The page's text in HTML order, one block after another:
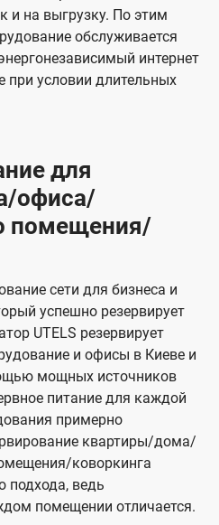
и на выгрузку. По этим
обслуживается
интернет
при условии длительных
для
офиса/
помещения/
сети для бизнеса и
успешно резервирует
UTELS резервирует
и офисы в Киеве и
мощных источников
питание для каждой
примерно
квартиры/дома/
коворкинга
подхода, ведь
помещении отличается.